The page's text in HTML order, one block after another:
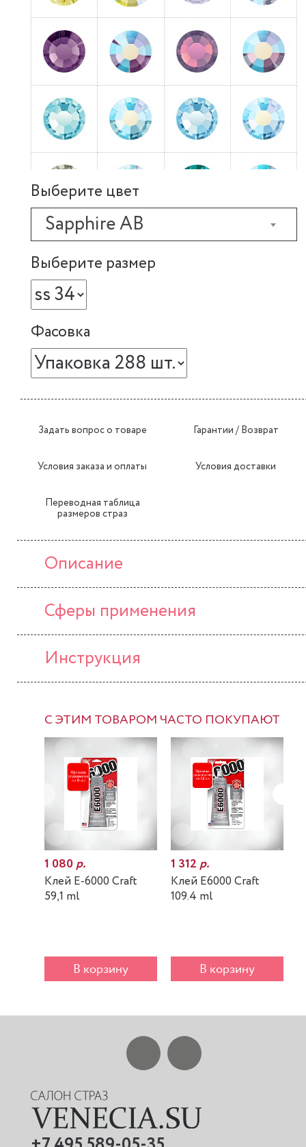
Выберите цвет
Sapphire AB
Выберите размер
Фасовка
Задать вопрос о товаре Гарантии / Возврат
Условия заказа и оплаты Условия доставки
Переводная таблица
размеров страз
Описание
Сферы применения
Инструкция
С ЭТИМ ТОВАРОМ ЧАСТО ПОКУПАЮТ
1 080р.
Клей E-6000 Craft
59,1 ml
В корзину
1 312р.
Клей E6000 Craft
109.4 ml
В корзину